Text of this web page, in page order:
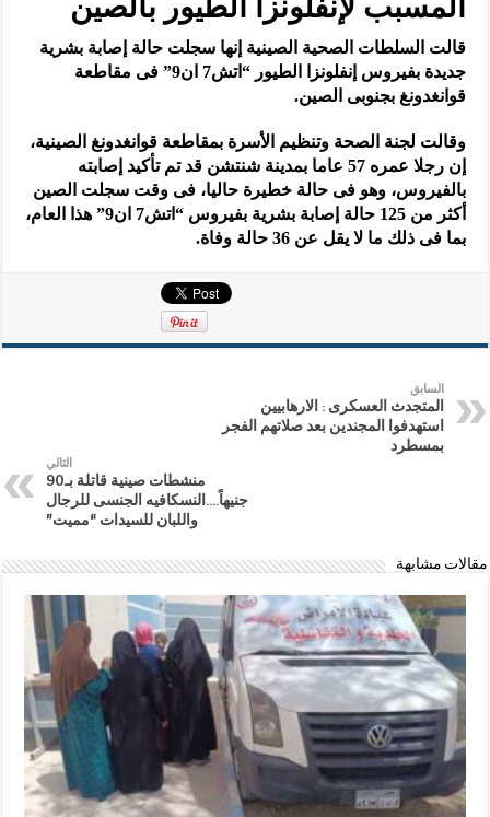
المسبب لإنفلونزا الطيور بالصين
قالت السلطات الصحية الصينية إنها سجلت حالة إصابة بشرية
جديدة بفيروس إنفلونزا الطيور “اتش7 ان9” فى مقاطعة
قوانغدونغ بجنوبى الصين.
وقالت لجنة الصحة وتنظيم الأسرة بمقاطعة قوانغدونغ الصينية،
إن رجلا عمره 57 عاما بمدينة شنتشن قد تم تأكيد إصابته
بالفيروس، وهو فى حالة خطيرة حاليا، فى وقت سجلت الصين
أكثر من 125 حالة إصابة بشرية بفيروس “اتش7 ان9” هذا العام،
بما فى ذلك ما لا يقل عن 36 حالة وفاة.
السابق
المتجدث العسكرى : الارهابيين
استهدفوا المجندين بعد صلاتهم الفجر
بمسطرد
التالي
منشطات صينية قاتلة بـ90
جنيهاً….النسكافيه الجنسى للرجال
واللبان للسيدات “مميت”
مقالات مشابهة